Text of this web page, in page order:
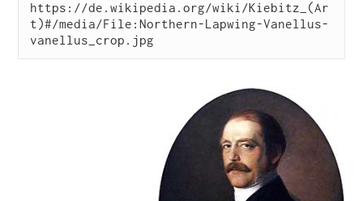
https://de.wikipedia.org/wiki/Kiebitz_(Ar
t)#/media/File:Northern-Lapwing-Vanellus-
vanellus_crop.jpg